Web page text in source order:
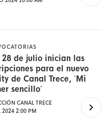
28 de julio inician las
para el nuevo
de Canal Trece, `Mi
sencillo´
CANAL TRECE
2024 2:00 PM